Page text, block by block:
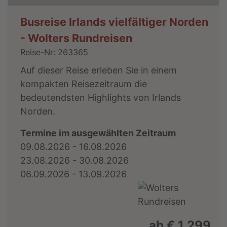
Busreise Irlands vielfältiger Norden
- Wolters Rundreisen
Reise-Nr: 263365
Auf dieser Reise erleben Sie in einem
kompakten Reisezeitraum die
bedeutendsten Highlights von Irlands
Norden.
Termine im ausgewählten Zeitraum
09.08.2026 - 16.08.2026
23.08.2026 - 30.08.2026
06.09.2026 - 13.09.2026